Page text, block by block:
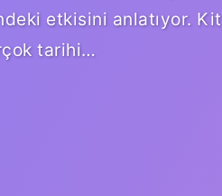
etkisini anlatıyor.
tarihi…